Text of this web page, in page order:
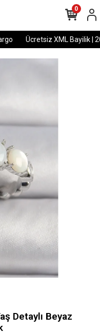
Ücretsiz XML Bayilik |
0
Detaylı Beyaz